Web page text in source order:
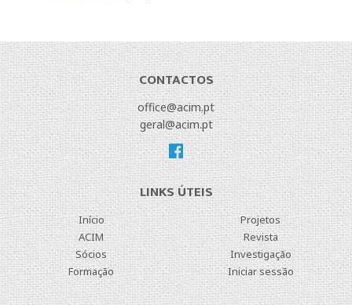
CONTACTOS
office@acim.pt
geral@acim.pt
LINKS ÚTEIS
Início
ACIM
Sócios
Formação
Projetos
Revista
Investigação
Iniciar sessão